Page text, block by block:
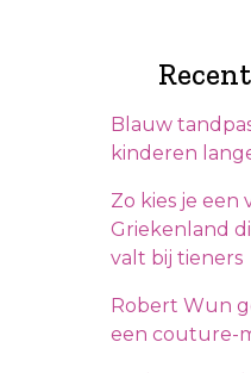
Blauw
kinderen
Zo kies je een
Griekenland
valt bij tieners
Robert Wun
een couture-